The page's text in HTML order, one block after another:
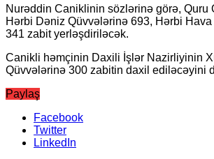
Nurəddin Caniklinin sözlərinə görə, Quru
Hərbi Dəniz Qüvvələrinə 693, Hərbi
341 zabit yerləşdiriləcək.
Canikli həmçinin Daxili İşlər Nazirliyinin
Qüvvələrinə 300 zabitin daxil ediləcəyini
Paylaş
Facebook
Twitter
LinkedIn